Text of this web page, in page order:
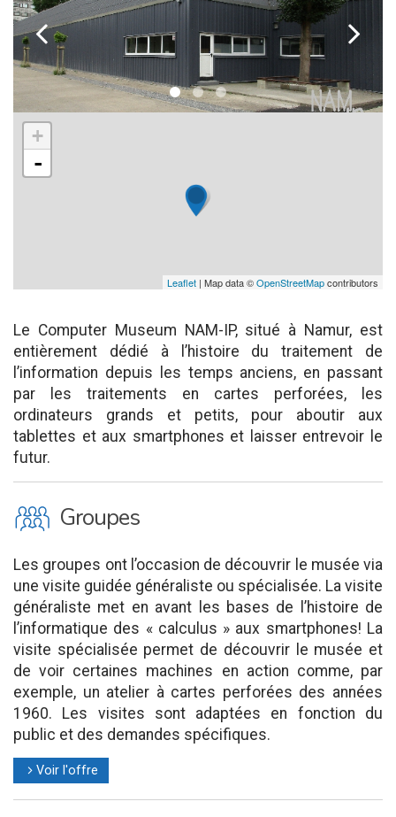
k l
+
-
Leaflet | Map data ©OpenStreetMapcontributors
Le Computer Museum NAM-IP, situé à Namur, est
entièrement dédié à l’histoire du traitement de
l’information depuis les temps anciens, en passant
par les traitements en cartes perforées, les
ordinateurs grands et petits, pour aboutir aux
tablettes et aux smartphones et laisser entrevoir le
futur.
O Groupes
Les groupes ont l’occasion de découvrir le musée via
une visite guidée généraliste ou spécialisée. La visite
généraliste met en avant les bases de l’histoire de
l’informatique des « calculus » aux smartphones! La
visite spécialisée permet de découvrir le musée et
de voir certaines machines en action comme, par
exemple, un atelier à cartes perforées des années
1960. Les visites sont adaptées en fonction du
public et des demandes spécifiques.
l Voir l'offre